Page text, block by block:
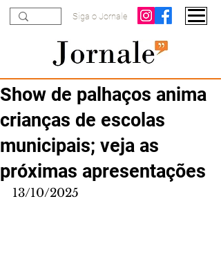
Siga o Jornale
Show de palhaços anima
crianças de escolas
municipais; veja as
próximas apresentações
13/10/2025